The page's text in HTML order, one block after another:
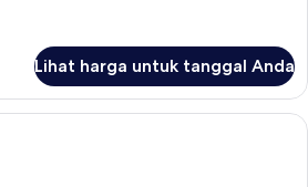
Lihat harga untuk tanggal Anda